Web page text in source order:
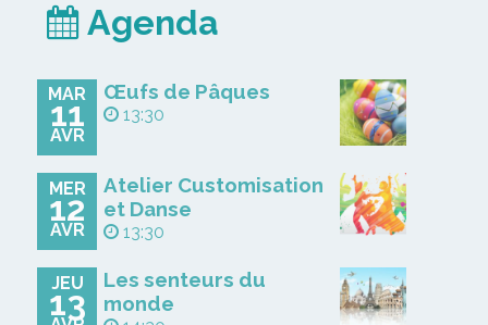
Agenda
MAR
11
AVR
Œufs de Pâques
13:30
MER
12
AVR
Atelier Customisation
et Danse
13:30
JEU
13
Les senteurs du
monde